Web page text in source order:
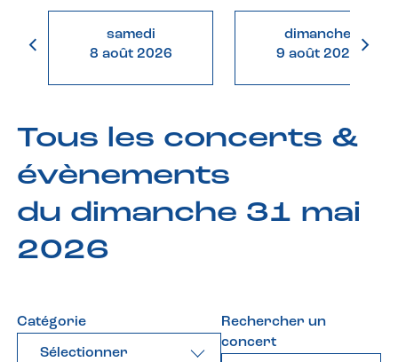
samedi
8 août 2026
dimanche
9 août 2026
Tous les concerts &
évènements
du dimanche 31 mai
2026
Catégorie
Sélectionner
Rechercher un
concert